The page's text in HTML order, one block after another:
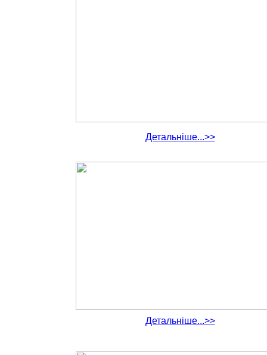
Детальніше...>>
Детальніше...>>